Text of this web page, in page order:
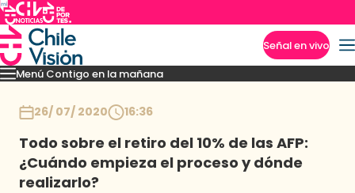
Señal en vivo
Menú Contigo en la mañana
MomentosReportajesDenunciasPolicialPolíticaEspectáculo
26/ 07/ 2020 16:36
Todo sobre el retiro del 10% de las AFP:
¿Cuándo empieza el proceso y dónde
realizarlo?
Imperdibles